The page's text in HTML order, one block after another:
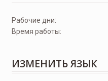
Рабочие дни:
Время работы:
ИЗМЕНИТЬ ЯЗЫК